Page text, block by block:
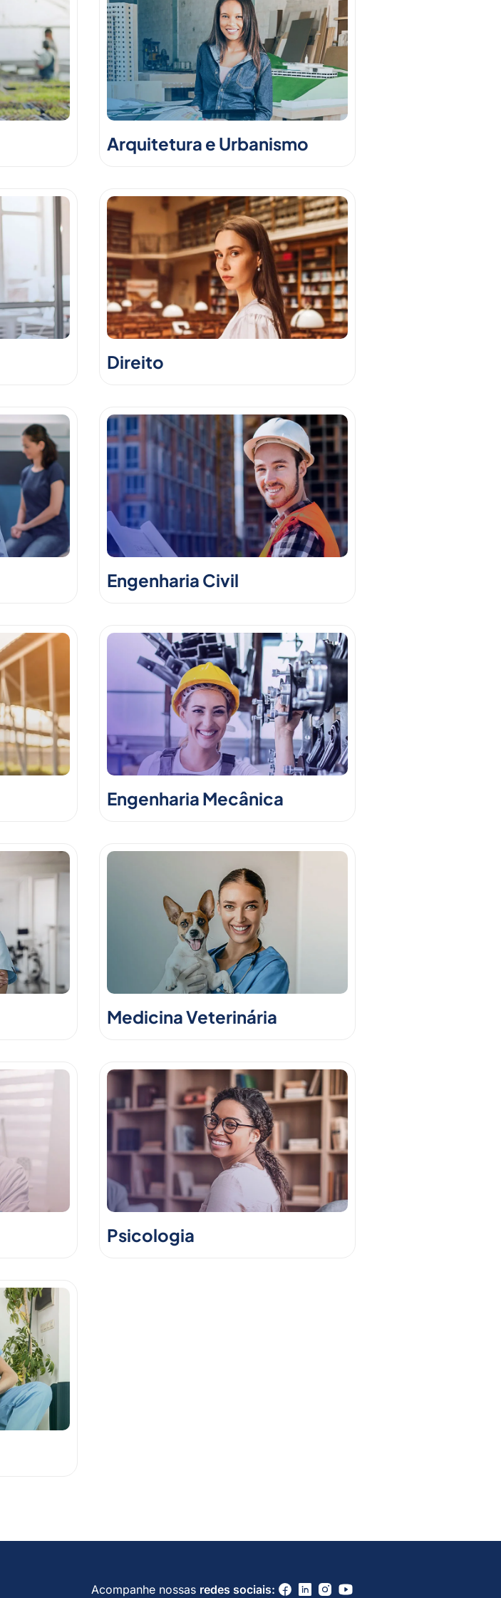
Arquitetura e Urbanismo
Direito
Engenharia Civil
Engenharia Mecânica
Medicina Veterinária
Psicologia
Acompanhe nossas redes sociais: